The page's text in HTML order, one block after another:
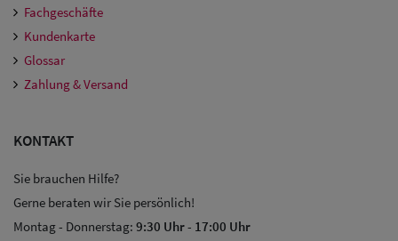
Fachgeschäfte
Kundenkarte
Glossar
Zahlung & Versand
KONTAKT
Sie brauchen Hilfe?
Gerne beraten wir Sie persönlich!
Montag - Donnerstag: 9:30 Uhr- 17:00 Uhr